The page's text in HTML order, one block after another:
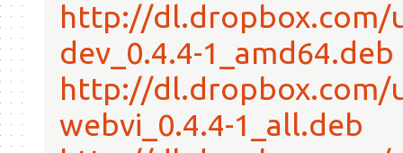
http://dl.dropbox.com/
dev_0.4.4-1_amd64.deb
http://dl.dropbox.com/
webvi_0.4.4-1_all.deb